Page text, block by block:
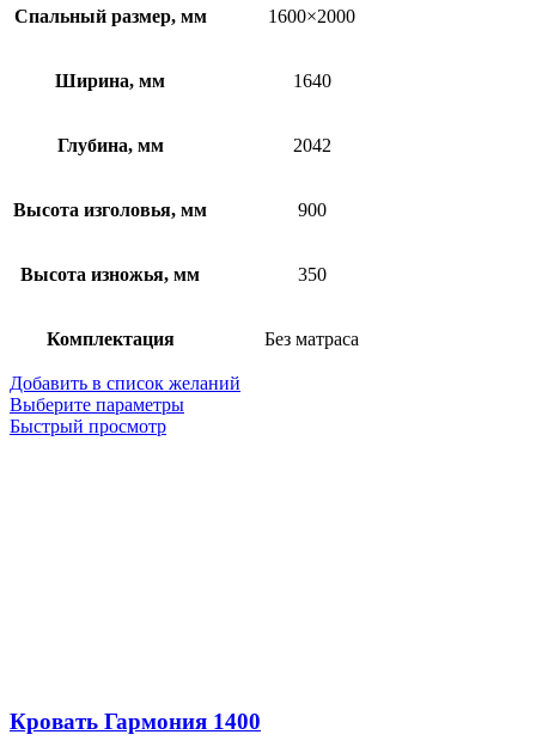
Спальный размер, мм 1600×2000
Ширина, мм 1640
Глубина, мм 2042
Высота изголовья, мм 900
Высота изножья, мм 350
Комплектация Без матраса
Добавить в список желаний
Выберите параметрыЭтот
Быстрый просмотр
Кровать Гармония 1400